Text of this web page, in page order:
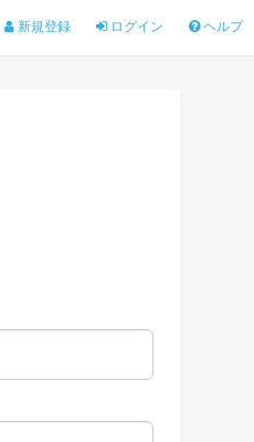
新規登録 ログイン ヘルプ